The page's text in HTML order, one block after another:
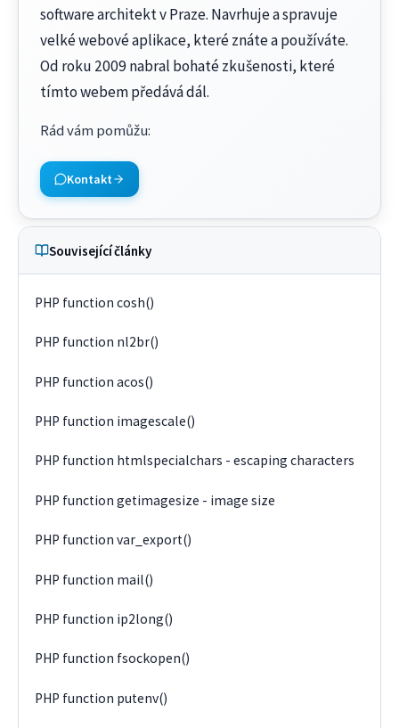
software architekt v Praze. Navrhuje a spravuje
velké webové aplikace, které znáte a používáte.
Od roku 2009 nabral bohaté zkušenosti, které
tímto webem předává dál.
Rád vám pomůžu:
Kontakt
Související články
PHP function cosh()
PHP function nl2br()
PHP function acos()
PHP function imagescale()
PHP function htmlspecialchars - escaping characters
PHP function getimagesize - image size
PHP function var_export()
PHP function mail()
PHP function ip2long()
PHP function fsockopen()
PHP function putenv()